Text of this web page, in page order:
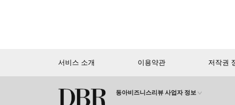
서비스 소개 이용약관 저작권
동아비즈니스리뷰 사업자 정보